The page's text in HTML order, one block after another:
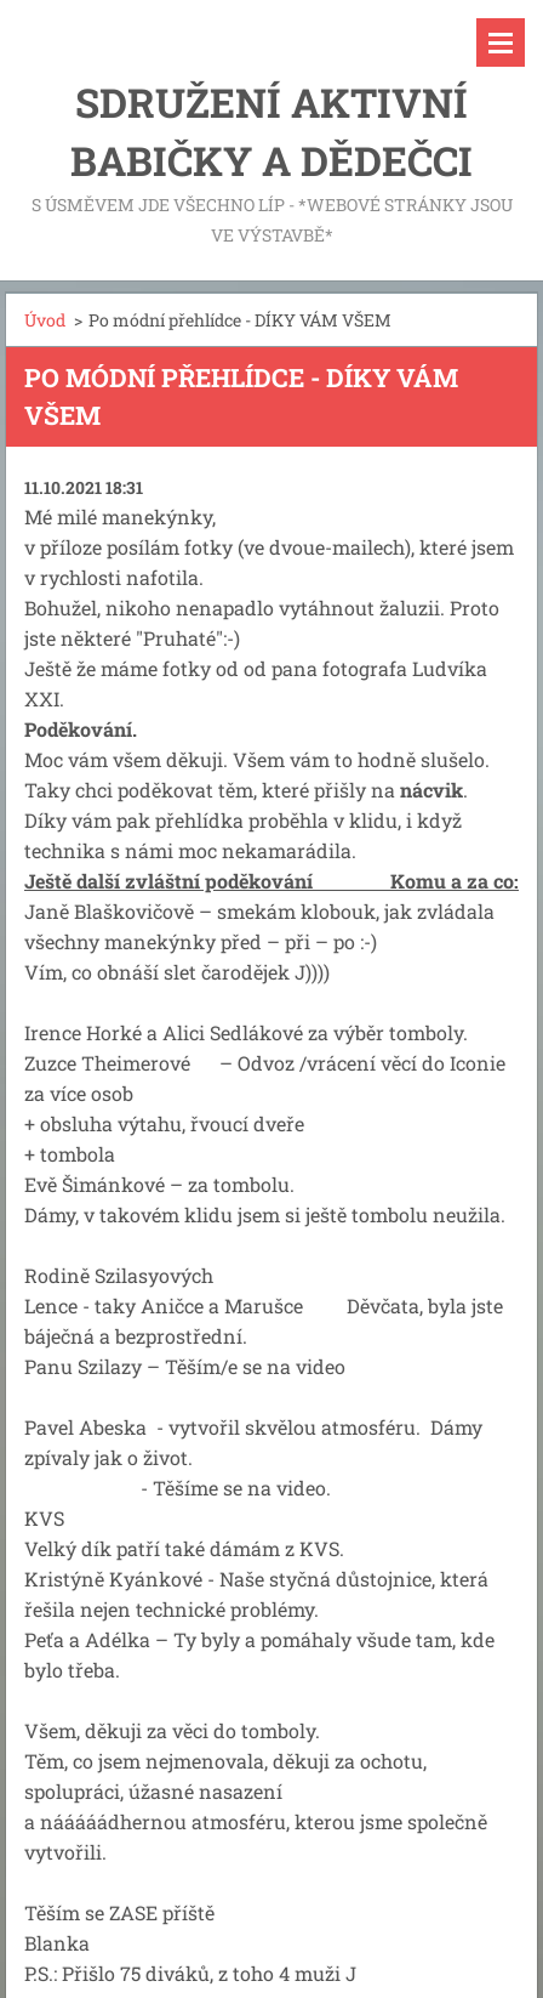
SDRUŽENÍ AKTIVNÍ
BABIČKY A DĚDEČCI
S ÚSMĚVEM JDE VŠECHNO LÍP - *WEBOVÉ STRÁNKY JSOU
VE VÝSTAVBĚ*
Úvod > Po módní přehlídce - DÍKY VÁM VŠEM
PO MÓDNÍ PŘEHLÍDCE - DÍKY VÁM
VŠEM
11.10.2021 18:31
Mé milé manekýnky,
v příloze posílám fotky (ve dvoue-mailech), které jsem
v rychlosti nafotila.
Bohužel, nikoho nenapadlo vytáhnout žaluzii. Proto
jste některé "Pruhaté":-)
Ještě že máme fotky od od pana fotografa Ludvíka
XXI.
Poděkování.
Moc vám všem děkuji. Všem vám to hodně slušelo.
Taky chci poděkovat těm, které přišly na nácvik.
Díky vám pak přehlídka proběhla v klidu, i když
technika s námi moc nekamarádila.
Ještě další zvláštní poděkování Komu a za co:
Janě Blaškovičově – smekám klobouk, jak zvládala
všechny manekýnky před – při – po :-)
Vím, co obnáší slet čarodějek J))))
Irence Horké a Alici Sedlákové za výběr tomboly.
Zuzce Theimerové – Odvoz /vrácení věcí do Iconie
za více osob
+ obsluha výtahu, řvoucí dveře
+ tombola
Evě Šimánkové – za tombolu.
Dámy, v takovém klidu jsem si ještě tombolu neužila.
Rodině Szilasyových
Lence - taky Aničce a Marušce Děvčata, byla jste
báječná a bezprostřední.
Panu Szilazy – Těším/e se na video
Pavel Abeska - vytvořil skvělou atmosféru. Dámy
zpívaly jak o život.
- Těšíme se na video.
KVS
Velký dík patří také dámám z KVS.
Kristýně Kyánkové - Naše styčná důstojnice, která
řešila nejen technické problémy.
Peťa a Adélka – Ty byly a pomáhaly všude tam, kde
bylo třeba.
Všem, děkuji za věci do tomboly.
Těm, co jsem nejmenovala, děkuji za ochotu,
spolupráci, úžasné nasazení
a nááááádhernou atmosféru, kterou jsme společně
vytvořili.
Těším se ZASE příště
Blanka
P.S.: Přišlo 75 diváků, z toho 4 muži J